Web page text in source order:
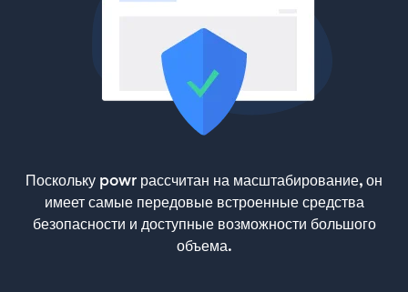
Поскольку powr рассчитан на масштабирование, он
имеет самые передовые встроенные средства
безопасности и доступные возможности большого
объема.